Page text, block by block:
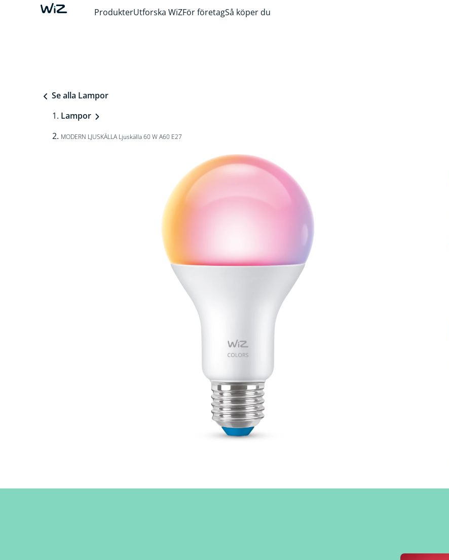
ProdukterUtforska WiZFör företagSå köper du
Se alla Lampor
Lampor
MODERN LJUSKÄLLA Ljuskälla 60 W A60 E27